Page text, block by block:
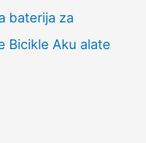
baterija za
Bicikle Aku alate